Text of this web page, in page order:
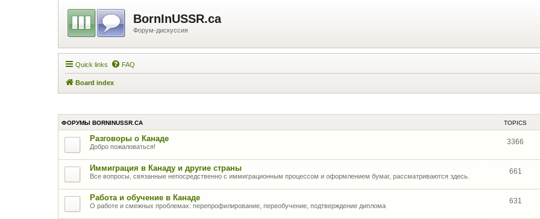
BornInUSSR.ca
Форум-дискуссия
Quick links FAQ
Board index
ФОРУМЫ BORNINUSSR.CA TOPICS
Разговоры о Канаде
Добро пожаловаться!
3366
Иммиграция в Канаду и другие страны
Все вопросы, связанные непосредственно с иммиграционным процессом и оформлением бумаг, рассматриваются здесь.
661
Работа и обучение в Канаде
О работе и смежных проблемах: перепрофилирование, переобучение, подтверждение диплома
631